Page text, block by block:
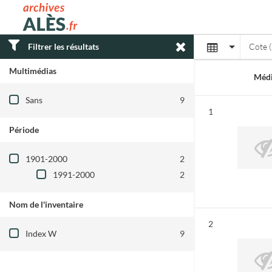
Archives municipales d'Alès
Filtrer les résultats
Multimédias
Filtre les résultats par : Multimédias
Sans 9
Période
Filtre les résultats par : Période
1901-2000
2
1991-2000
2
Nom de l'inventaire
Filtre les résultats par : Nom de l'inventaire
Index W 9
AffichageCote
Résultat n°
1
Résultat n°
2